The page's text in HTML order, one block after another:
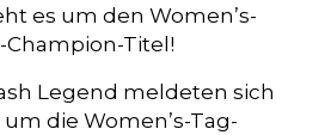
es um den Women’s-
Titel!
Legend meldeten sich
die Women’s-Tag-